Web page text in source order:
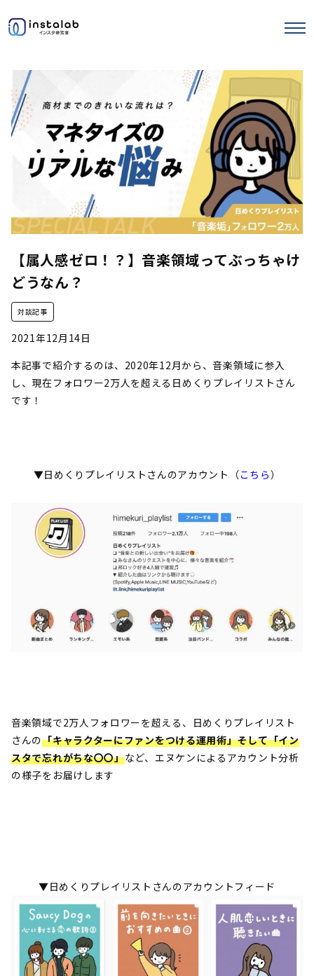
【属人感ゼロ！？】音楽領域ってぶっちゃけ
どうなん？
対談記事
2021年12月14日
本記事で紹介するのは、2020年12月から、音楽領域に参入
し、現在フォロワー2万人を超える日めくりプレイリストさん
です！
▼日めくりプレイリストさんのアカウント（こちら）
音楽領域で2万人フォロワーを超える、日めくりプレイリスト
さんの「キャラクターにファンをつける運用術」そして「イン
スタで忘れがちな〇〇」など、エヌケンによるアカウント分析
の様子をお届けします
▼日めくりプレイリストさんのアカウントフィード